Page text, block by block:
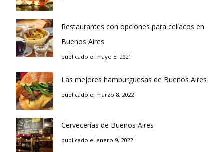
Restaurantes con opciones para celíacos en
Buenos Aires
publicado el mayo 5, 2021
Las mejores hamburguesas de Buenos Aires
publicado el marzo 8, 2022
Cervecerías de Buenos Aires
publicado el enero 9, 2022